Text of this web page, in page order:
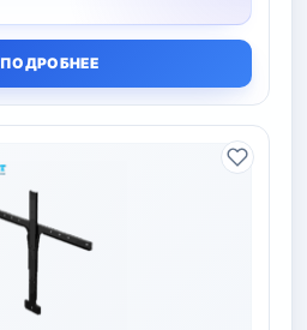
ПОДРОБНЕЕ